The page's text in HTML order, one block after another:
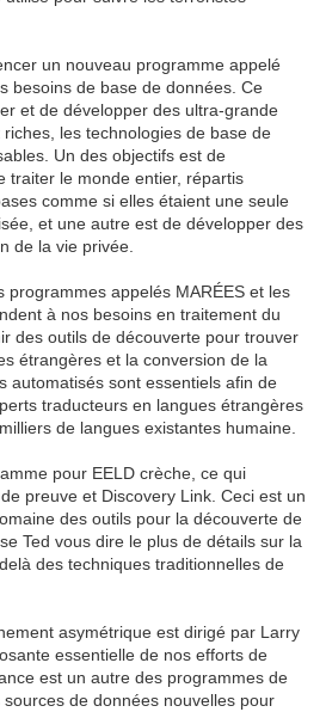
un nouveau programme appelé
besoins de base de données. Ce
et de développer des ultra-grande
les technologies de base de
Un des objectifs est de
traiter le monde entier, répartis
comme si elles étaient une seule
et une autre est de développer des
de la vie privée.
programmes appelés MARÉES et les
à nos besoins en traitement du
des outils de découverte pour trouver
étrangères et la conversion de la
automatisés sont essentiels afin de
traducteurs en langues étrangères
de langues existantes humaine.
pour EELD crèche, ce qui
preuve et Discovery Link. Ceci est un
des outils pour la découverte de
Ted vous dire le plus de détails sur la
des techniques traditionnelles de
asymétrique est dirigé par Larry
essentielle de nos efforts de
est un autre des programmes de
de données nouvelles pour